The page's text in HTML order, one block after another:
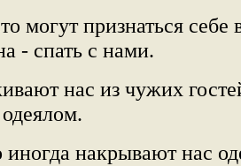
могут признаться себе
- спать с нами.
нас из чужих
накрывают нас